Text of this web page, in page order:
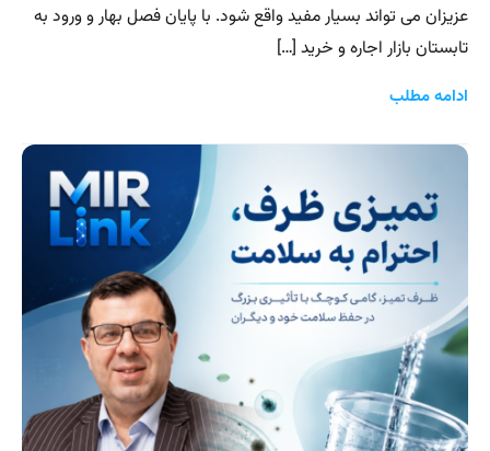
عزیزان می تواند بسیار مفید واقع شود. با پایان فصل بهار و ورود به
تابستان بازار اجاره و خرید […]
ادامه مطلب